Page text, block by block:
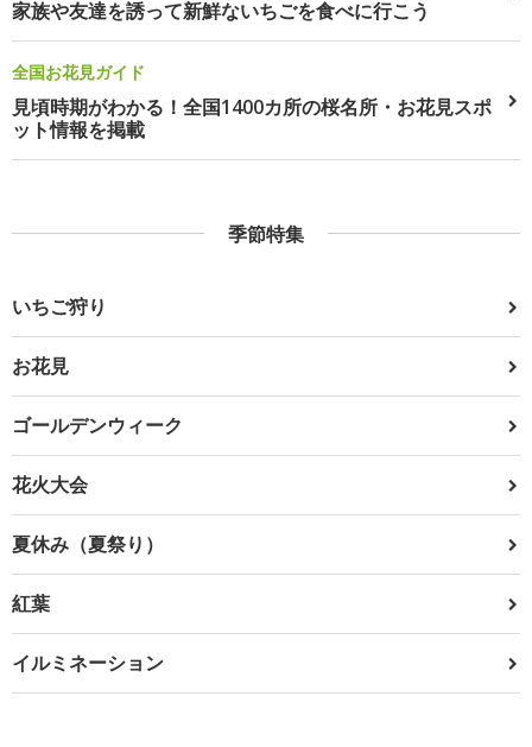
家族や友達を誘って新鮮ないちごを食べに行こう
全国お花見ガイド
見頃時期がわかる！全国1400カ所の桜名所・お花見スポ
ット情報を掲載
季節特集
いちご狩り
お花見
ゴールデンウィーク
花火大会
夏休み（夏祭り）
紅葉
イルミネーション